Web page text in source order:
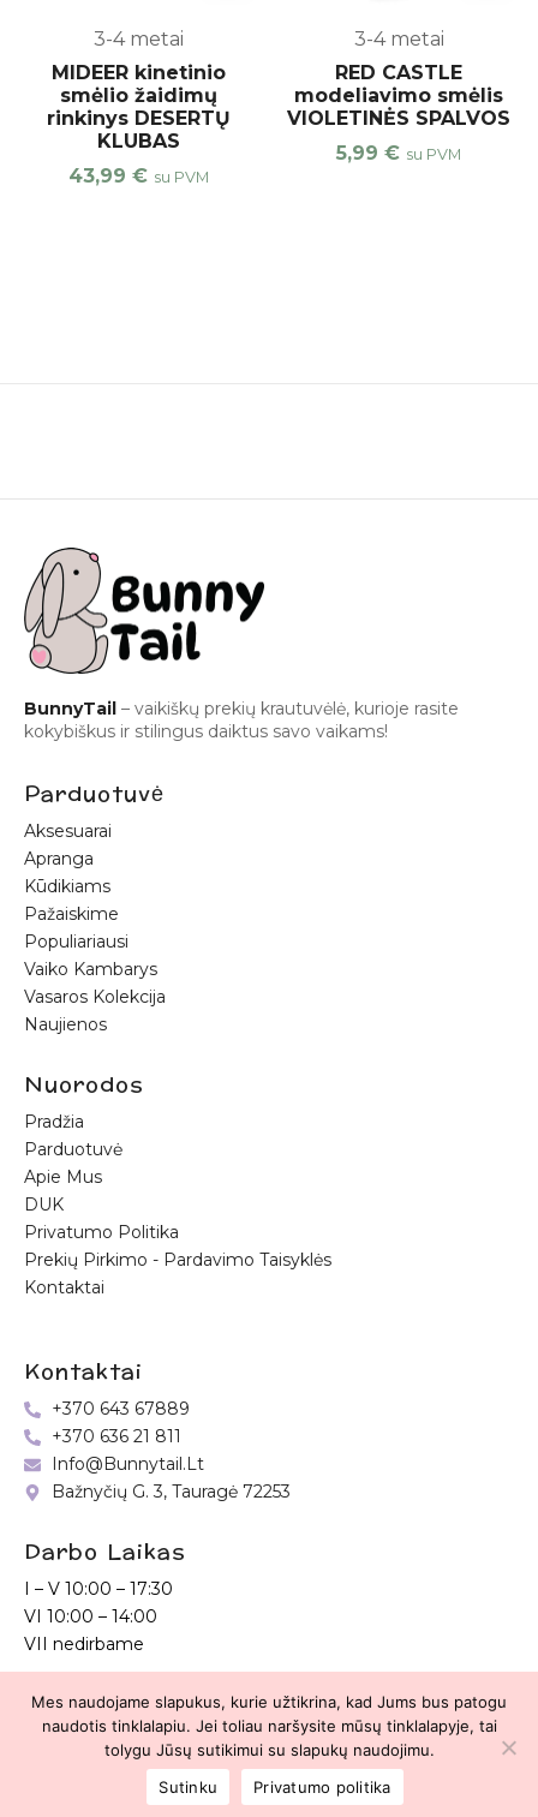
Paieška Paskyra Mėgstamiausieji
3-4 metai
MIDEER kinetinio
smėlio žaidimų
rinkinys DESERTŲ
KLUBAS
43,99€ su PVM
3-4 metai
RED CASTLE
modeliavimo smėlis
VIOLETINĖS SPALVOS
5,99€ su PVM
BunnyTail – vaikiškų prekių krautuvėlė, kurioje rasite
kokybiškus ir stilingus daiktus savo vaikams!
Parduotuvė
Aksesuarai
Apranga
Kūdikiams
Pažaiskime
Populiariausi
Vaiko Kambarys
Vasaros Kolekcija
Naujienos
Nuorodos
Pradžia
Parduotuvė
Apie Mus
DUK
Privatumo Politika
Prekių Pirkimo - Pardavimo Taisyklės
Kontaktai
Kontaktai
+370 643 67889
+370 636 21 811
Info@bunnytail.lt
Bažnyčių G. 3, Tauragė 72253
Darbo Laikas
I – V 10:00 – 17:30
VI 10:00 – 14:00
VII nedirbame
Bunnytail.lt| Copyright 2026 | Svetainė sukurtaMyra.lt
Mes naudojame slapukus, kurie užtikrina, kad Jums bus patogu
naudotis tinklalapiu. Jei toliau naršysite mūsų tinklalapyje, tai
tolygu Jūsų sutikimui su slapukų naudojimu.
Sutinku
Privatumo politika